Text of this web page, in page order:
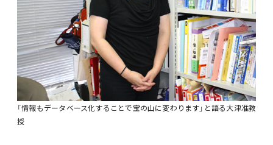
「情報もデータベース化することで宝の山に変わります」と語る大津准教
授